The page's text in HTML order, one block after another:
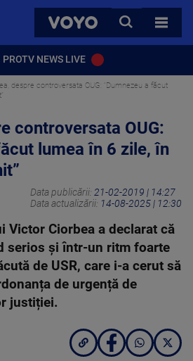
VOYO
CAUTA
TOATE
PROTV NEWS LIVE
despre controversata OUG: ”Dumnezeu a făcut
controversata OUG:
lumea în 6 zile, în
Data publicării: 21-02-2019 | 14:27
Data actualizării: 14-08-2025 | 12:30
Victor Ciorbea a declarat că
serios și într-un ritm foarte
de USR, care i-a cerut să
de urgență de
justiției.